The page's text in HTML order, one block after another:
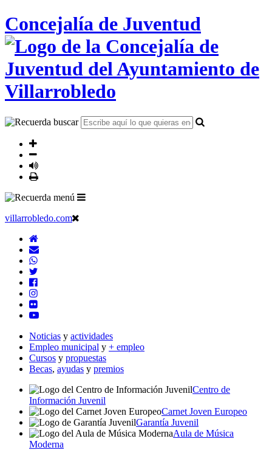
Concejalía de Juventud
villarrobledo.com
Noticias y actividades
Empleo municipal y + empleo
Cursos y propuestas
Becas, ayudas y premios
Centro de
Información Juvenil
Carnet Joven Europeo
Garantía Juvenil
Aula de Música
Moderna